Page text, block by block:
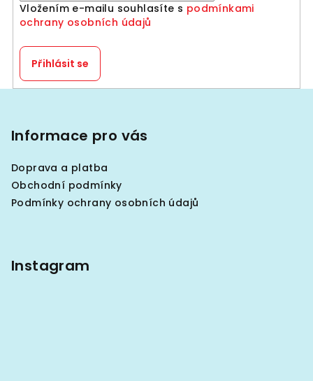
Vložením e-mailu souhlasíte s podmínkami
ochrany osobních údajů
Přihlásit se
Informace pro vás
Doprava a platba
Obchodní podmínky
Podmínky ochrany osobních údajů
Instagram